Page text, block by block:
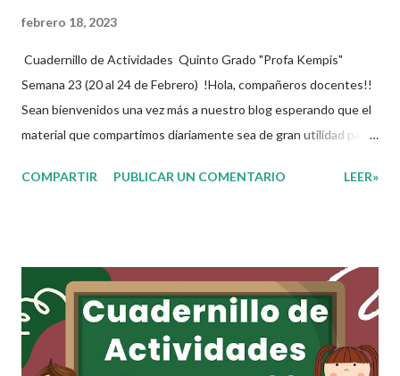
febrero 18, 2023
Cuadernillo de Actividades Quinto Grado "Profa Kempis"
Semana 23 (20 al 24 de Febrero) !Hola, compañeros docentes!!
Sean bienvenidos una vez más a nuestro blog esperando que el
material que compartimos diariamente sea de gran utilidad para
el cuadernillo de actividades de la semana 23 donde encontrarán
semana. Esperando que este material sea de gran utilidad para
fortalecer los procesos de enseñanza y aprendizaje para que los
alumnos alcacen los niveles de logro educativo. Agradecemos a
los creadores de estos increibles archivos ya que gracias a su
COMPARTIR PUBLICAR UN COMENTARIO LEER»